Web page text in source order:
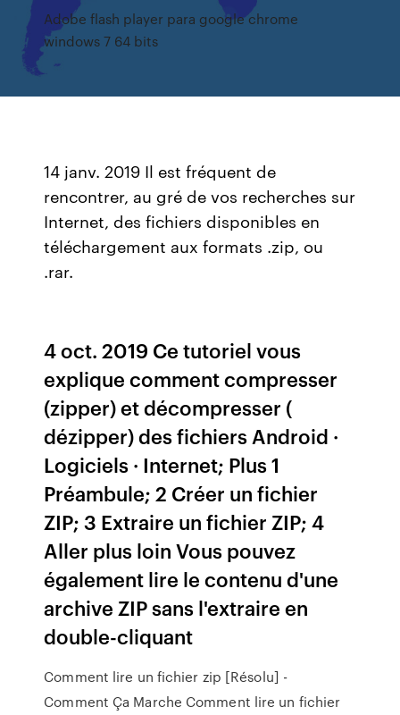
Adobe flash player para google chrome
windows 7 64 bits
14 janv. 2019 Il est fréquent de
rencontrer, au gré de vos recherches sur
Internet, des fichiers disponibles en
téléchargement aux formats .zip, ou
.rar.
4 oct. 2019 Ce tutoriel vous
explique comment compresser
(zipper) et décompresser (
dézipper) des fichiers Android ·
Logiciels · Internet; Plus 1
Préambule; 2 Créer un fichier
ZIP; 3 Extraire un fichier ZIP; 4
Aller plus loin Vous pouvez
également lire le contenu d'une
archive ZIP sans l'extraire en
double-cliquant
Comment lire un fichier zip [Résolu] -
Comment Ça Marche Comment lire un fichier